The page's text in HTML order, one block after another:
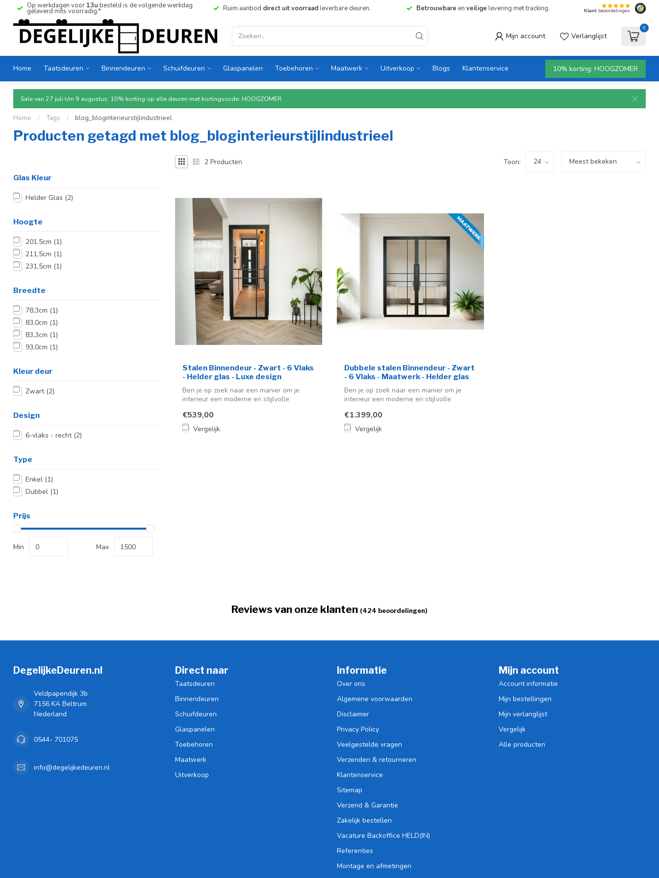
Op werkdagen voor 13u besteld is de volgende werkdag
geleverd mits voorradig.* Ruim aanbod direct uit voorraadleverbare deuren. Betrouwbare en veilige levering met tracking. Klant beoordelingen
Mijn account Verlanglijst
0
Home Taatsdeuren Binnendeuren Schuifdeuren Glaspanelen Toebehoren Maatwerk Uitverkoop Blogs Klantenservice 10% korting: HOOGZOMER
Sale van 27 juli t/m 9 augustus: 10% korting op alle deuren met kortingscode: HOOGZOMER
Home / Tags / blog_bloginterieurstijlindustrieel
Producten getagd met blog_bloginterieurstijlindustrieel
Glas Kleur
Helder Glas (2)
Hoogte
201,5cm (1)
211,5cm (1)
231,5cm (1)
Breedte
78,3cm (1)
83,0cm (1)
83,3cm (1)
93,0cm (1)
Kleur deur
Zwart (2)
Design
6-vlaks - recht (2)
Type
Enkel (1)
Dubbel (1)
Prijs
Min Max
2 Producten Toon:
Stalen Binnendeur - Zwart - 6 Vlaks
- Helder glas - Luxe design
Ben je op zoek naar een manier om je
interieur een moderne en stijlvolle
€539,00
Vergelijk
Dubbele stalen Binnendeur - Zwart
- 6 Vlaks - Maatwerk - Helder glas
Ben je op zoek naar een manier om je
interieur een moderne en stijlvolle
€1.399,00
Vergelijk
Reviews van onze klanten (424 beoordelingen)
DegelijkeDeuren.nl
Veldpapendijk 3b
7156 KA Beltrum
Nederland
0544- 701075
info@degelijkedeuren.nl
Direct naar
Taatsdeuren
Binnendeuren
Schuifdeuren
Glaspanelen
Toebehoren
Maatwerk
Uitverkoop
Informatie
Over ons
Algemene voorwaarden
Disclaimer
Privacy Policy
Veelgestelde vragen
Verzenden & retourneren
Klantenservice
Sitemap
Verzend & Garantie
Zakelijk bestellen
Vacature Backoffice HELD(IN)
Referenties
Montage en afmetingen
Mijn account
Account informatie
Mijn bestellingen
Mijn verlanglijst
Vergelijk
Alle producten